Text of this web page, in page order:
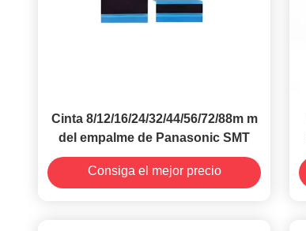
Cinta 8/12/16/24/32/44/56/72/88m m
del empalme de Panasonic SMT
Consiga el mejor precio